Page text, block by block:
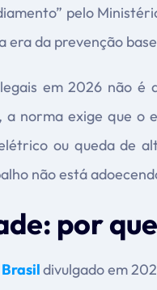
pelo
da prevenção
em 2026 não é
a norma exige que
ou queda de
não está
por
divulgado em